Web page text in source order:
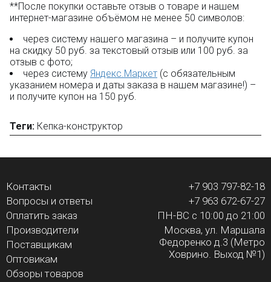
**После покупки оставьте отзыв о товаре и нашем
интернет-магазине объёмом не менее 50 символов:
через систему нашего магазина – и получите купон
на скидку 50 руб. за текстовый отзыв или 100 руб. за
отзыв с фото;
через систему Яндекс.Маркет (с обязательным
указанием номера и даты заказа в нашем магазине!) –
и получите купон на 150 руб.
Теги: Кепка-конструктор
Контакты
Вопросы и ответы
Оплатить заказ
Производители
Поставщикам
Оптовикам
Обзоры товаров
+7 903 797-82-18
+7 963 672-67-27
ПН-ВС с 10:00 до 21:00
Москва, ул. Маршала
Федоренко д.3 (Метро
Ховрино. Выход №1)